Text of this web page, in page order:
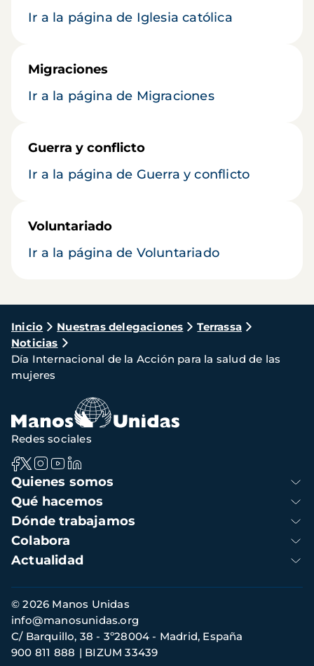
Ir a la página de Iglesia católica
Migraciones
Ir a la página de Migraciones
Guerra y conflicto
Ir a la página de Guerra y conflicto
Voluntariado
Ir a la página de Voluntariado
Ruta
de
navegación
Inicio Nuestras delegaciones
Terrassa
Noticias
Día Internacional de la Acción para la salud de las
mujeres
Navegación
principal
Quienes somos
Qué hacemos
Dónde trabajamos
Colabora
Actualidad
Redes sociales
Información
de
contacto
© 2026 Manos Unidas
C/ Barquillo, 38 - 3º28004 - Madrid, España
900 811 888
BIZUM 33439
info@manosunidas.org